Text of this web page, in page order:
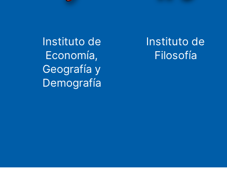
Instituto de
Economía,
Geografía y
Demografía
Instituto de
Filosofía